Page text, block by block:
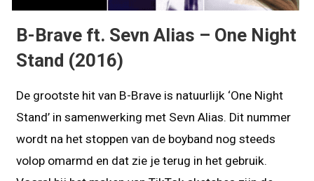
B-Brave ft. Sevn Alias – One Night
Stand (2016)
De grootste hit van B-Brave is natuurlijk ‘One Night
Stand’ in samenwerking met Sevn Alias. Dit nummer
wordt na het stoppen van de boyband nog steeds
volop omarmd en dat zie je terug in het gebruik.